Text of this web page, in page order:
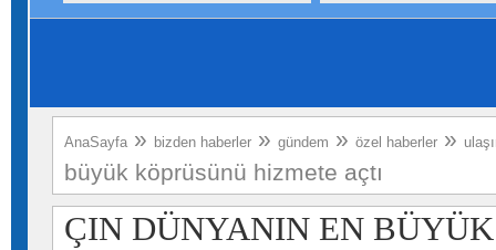
AnaSayfa » bizden haberler » gündem » özel haberler »
büyük köprüsünü hizmete açtı
ÇIN DÜNYANIN EN